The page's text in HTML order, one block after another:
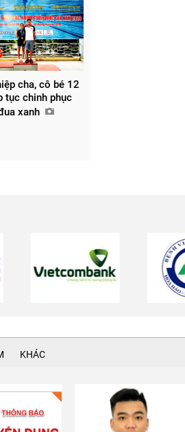
cha, cô bé 12
tục chinh phục
xanh
KHÁC